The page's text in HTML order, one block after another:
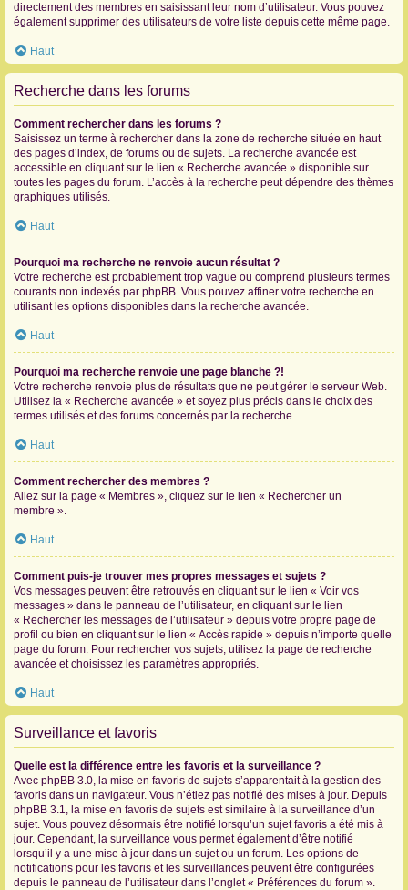
directement des membres en saisissant leur nom d’utilisateur. Vous pouvez
également supprimer des utilisateurs de votre liste depuis cette même page.
Haut
Recherche dans les forums
Comment rechercher dans les forums ?
Saisissez un terme à rechercher dans la zone de recherche située en haut
des pages d’index, de forums ou de sujets. La recherche avancée est
accessible en cliquant sur le lien « Recherche avancée » disponible sur
toutes les pages du forum. L’accès à la recherche peut dépendre des thèmes
graphiques utilisés.
Haut
Pourquoi ma recherche ne renvoie aucun résultat ?
Votre recherche est probablement trop vague ou comprend plusieurs termes
courants non indexés par phpBB. Vous pouvez affiner votre recherche en
utilisant les options disponibles dans la recherche avancée.
Haut
Pourquoi ma recherche renvoie une page blanche ?!
Votre recherche renvoie plus de résultats que ne peut gérer le serveur Web.
Utilisez la « Recherche avancée » et soyez plus précis dans le choix des
termes utilisés et des forums concernés par la recherche.
Haut
Comment rechercher des membres ?
Allez sur la page « Membres », cliquez sur le lien « Rechercher un
membre ».
Haut
Comment puis-je trouver mes propres messages et sujets ?
Vos messages peuvent être retrouvés en cliquant sur le lien « Voir vos
messages » dans le panneau de l’utilisateur, en cliquant sur le lien
« Rechercher les messages de l’utilisateur » depuis votre propre page de
profil ou bien en cliquant sur le lien « Accès rapide » depuis n’importe quelle
page du forum. Pour rechercher vos sujets, utilisez la page de recherche
avancée et choisissez les paramètres appropriés.
Haut
Surveillance et favoris
Quelle est la différence entre les favoris et la surveillance ?
Avec phpBB 3.0, la mise en favoris de sujets s’apparentait à la gestion des
favoris dans un navigateur. Vous n’étiez pas notifié des mises à jour. Depuis
phpBB 3.1, la mise en favoris de sujets est similaire à la surveillance d’un
sujet. Vous pouvez désormais être notifié lorsqu’un sujet favoris a été mis à
jour. Cependant, la surveillance vous permet également d’être notifié
lorsqu’il y a une mise à jour dans un sujet ou un forum. Les options de
notifications pour les favoris et les surveillances peuvent être configurées
depuis le panneau de l’utilisateur dans l’onglet « Préférences du forum ».